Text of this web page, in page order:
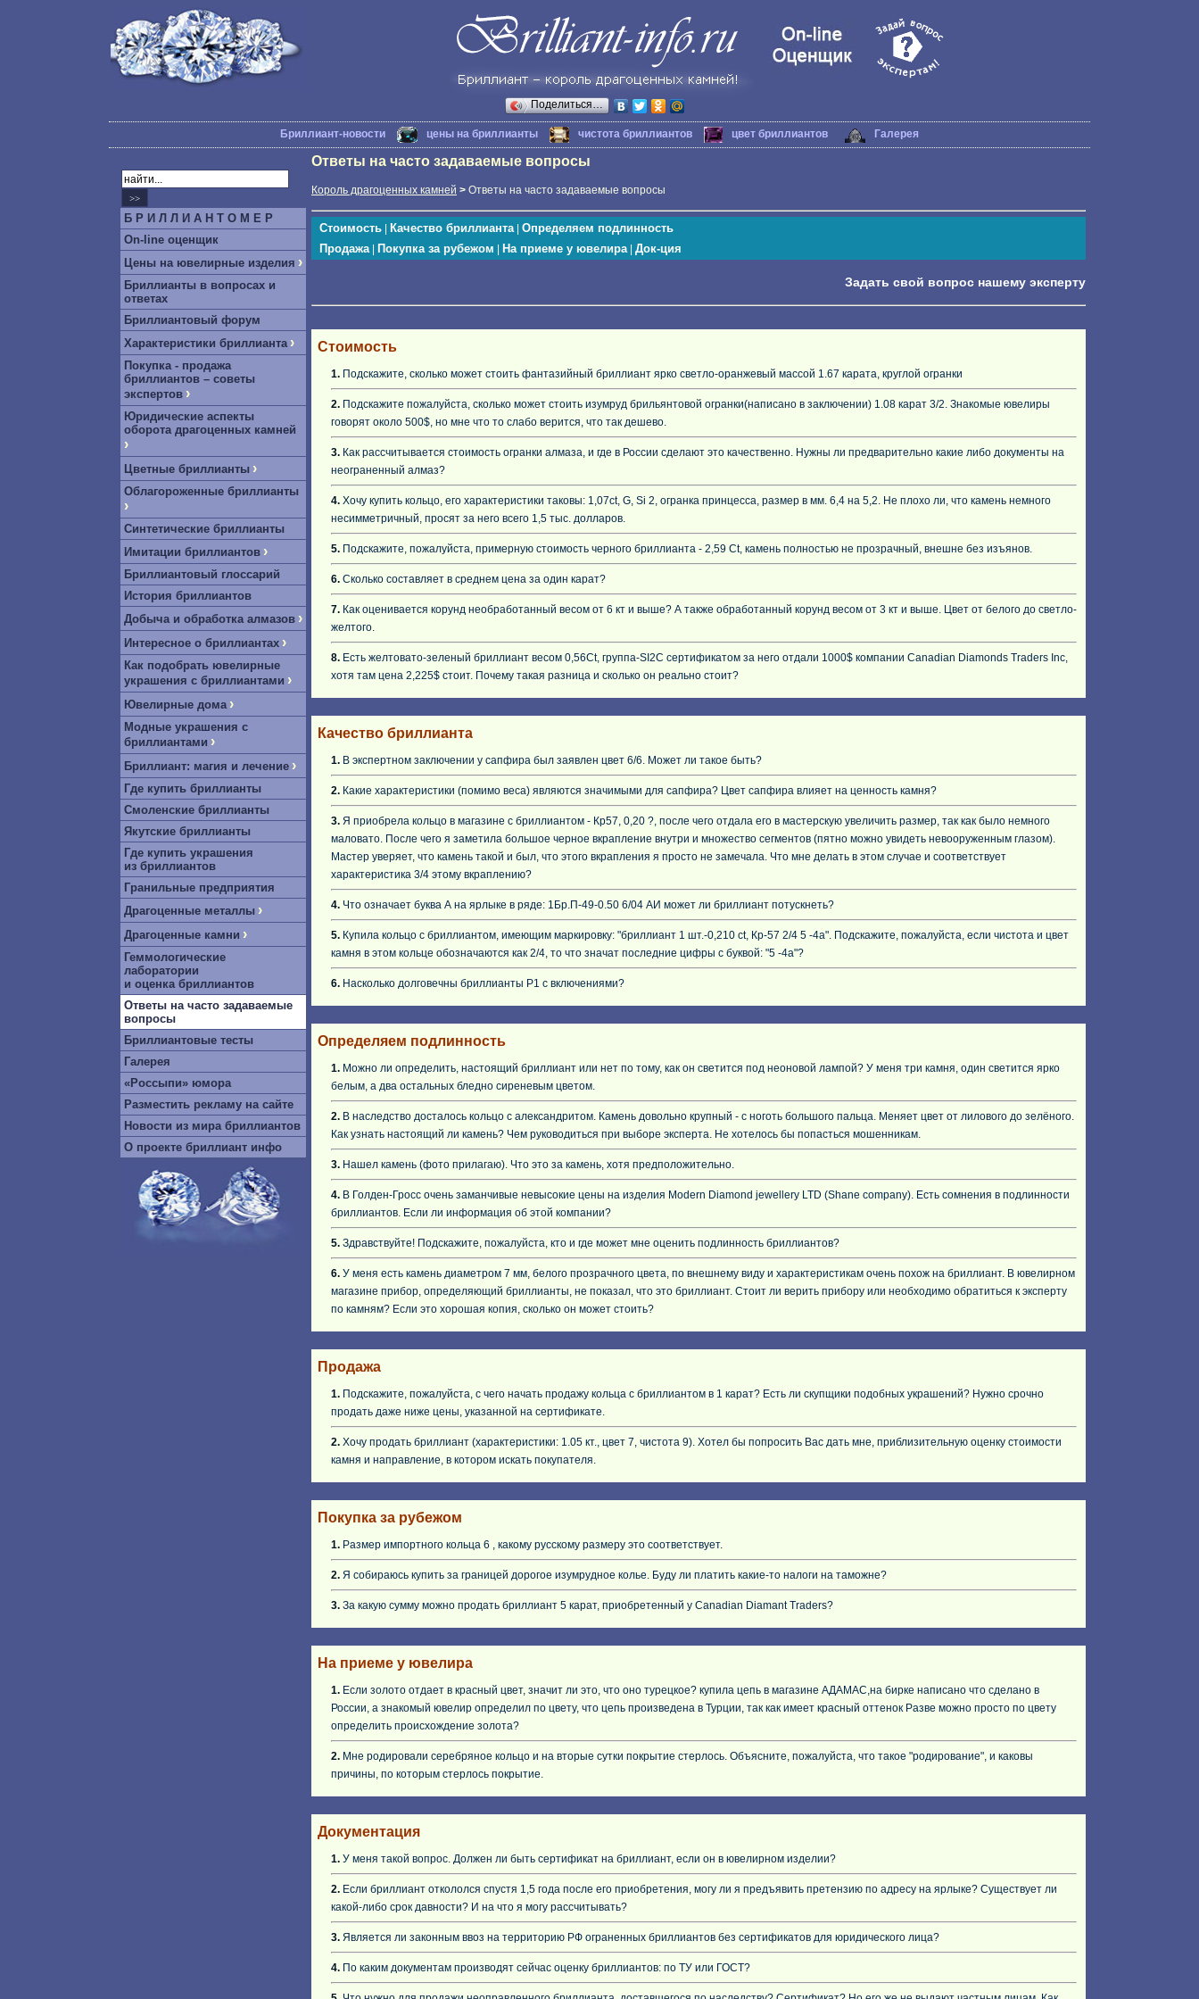
Поделиться…
Бриллиант-новости цены на бриллианты чистота бриллиантов цвет бриллиантов Галерея
Б Р И Л Л И А Н Т О М Е Р
On-line оценщик
Цены на ювелирные изделия ›
Бриллианты в вопросах и
ответах
Бриллиантовый форум
Характеристики бриллианта ›
Покупка - продажа
бриллиантов – советы
экспертов ›
Юридические аспекты
оборота драгоценных камней
›
Цветные бриллианты ›
Облагороженные бриллианты
›
Синтетические бриллианты
Имитации бриллиантов ›
Бриллиантовый глоссарий
История бриллиантов
Добыча и обработка алмазов ›
Интересное о бриллиантах ›
Как подобрать ювелирные
украшения с бриллиантами ›
Ювелирные дома ›
Модные украшения с
бриллиантами ›
Бриллиант: магия и лечение ›
Где купить бриллианты
Смоленские бриллианты
Якутские бриллианты
Где купить украшения
из бриллиантов
Гранильные предприятия
Драгоценные металлы ›
Драгоценные камни ›
Геммологические
лаборатории
и оценка бриллиантов
Ответы на часто задаваемые
вопросы
Бриллиантовые тесты
Галерея
«Россыпи» юмора
Разместить рекламу на сайте
Новости из мира бриллиантов
О проекте бриллиант инфо
Ответы на часто задаваемые вопросы
Король драгоценных камней > Ответы на часто задаваемые вопросы
Стоимость Качество бриллианта| Определяем подлинность
Продажа| Покупка за рубежом На приеме у ювелира| Док-ция
Задать свой вопрос нашему эксперту
Стоимость
1. Подскажите, сколько может стоить фантазийный бриллиант ярко светло-оранжевый массой 1.67 карата, круглой огранки
2. Подскажите пожалуйста, сколько может стоить изумруд брильянтовой огранки(написано в заключении) 1.08 карат 3/2. Знакомые ювелиры
говорят около 500$, но мне что то слабо верится, что так дешево.
3. Как рассчитывается стоимость огранки алмаза, и где в России сделают это качественно. Нужны ли предварительно какие либо документы на
неограненный алмаз?
4. Хочу купить кольцо, его характеристики таковы: 1,07ct, G, Si 2, огранка принцесса, размер в мм. 6,4 на 5,2. Не плохо ли, что камень немного
несимметричный, просят за него всего 1,5 тыс. долларов.
5. Подскажите, пожалуйста, примерную стоимость черного бриллианта - 2,59 Ct, камень полностью не прозрачный, внешне без изъянов.
6. Сколько составляет в среднем цена за один карат?
7. Как оценивается корунд необработанный весом от 6 кт и выше? А также обработанный корунд весом от 3 кт и выше. Цвет от белого до светло-
желтого.
8. Есть желтовато-зеленый бриллиант весом 0,56Ct, группа-SI2С сертификатом за него отдали 1000$ компании Canadian Diamonds Traders Inc,
хотя там цена 2,225$ стоит. Почему такая разница и сколько он реально стоит?
Качество бриллианта
1. В экспертном заключении у сапфира был заявлен цвет 6/6. Может ли такое быть?
2. Какие характеристики (помимо веса) являются значимыми для сапфира? Цвет сапфира влияет на ценность камня?
3. Я приобрела кольцо в магазине с бриллиантом - Кр57, 0,20 ?, после чего отдала его в мастерскую увеличить размер, так как было немного
маловато. После чего я заметила большое черное вкрапление внутри и множество сегментов (пятно можно увидеть невооруженным глазом).
Мастер уверяет, что камень такой и был, что этого вкрапления я просто не замечала. Что мне делать в этом случае и соответствует
характеристика 3/4 этому вкраплению?
4. Что означает буква А на ярлыке в ряде: 1Бр.П-49-0.50 6/04 АИ может ли бриллиант потускнеть?
5. Купила кольцо с бриллиантом, имеющим маркировку: "бриллиант 1 шт.-0,210 ct, Кр-57 2/4 5 -4а". Подскажите, пожалуйста, если чистота и цвет
камня в этом кольце обозначаются как 2/4, то что значат последние цифры с буквой: "5 -4а"?
6. Насколько долговечны бриллианты P1 с включениями?
Определяем подлинность
1. Можно ли определить, настоящий бриллиант или нет по тому, как он светится под неоновой лампой? У меня три камня, один светится ярко
белым, а два остальных бледно сиреневым цветом.
2. В наследство досталось кольцо с александритом. Камень довольно крупный - с ноготь большого пальца. Меняет цвет от лилового до зелёного.
Как узнать настоящий ли камень? Чем руководиться при выборе эксперта. Не хотелось бы попасться мошенникам.
3. Нашел камень (фото прилагаю). Что это за камень, хотя предположительно.
4. В Голден-Гросс очень заманчивые невысокие цены на изделия Modern Diamond jewellery LTD (Shane company). Есть сомнения в подлинности
бриллиантов. Если ли информация об этой компании?
5. Здравствуйте! Подскажите, пожалуйста, кто и где может мне оценить подлинность бриллиантов?
6. У меня есть камень диаметром 7 мм, белого прозрачного цвета, по внешнему виду и характеристикам очень похож на бриллиант. В ювелирном
магазине прибор, определяющий бриллианты, не показал, что это бриллиант. Стоит ли верить прибору или необходимо обратиться к эксперту
по камням? Если это хорошая копия, сколько он может стоить?
Продажа
1. Подскажите, пожалуйста, с чего начать продажу кольца с бриллиантом в 1 карат? Есть ли скупщики подобных украшений? Нужно срочно
продать даже ниже цены, указанной на сертификате.
2. Хочу продать бриллиант (характеристики: 1.05 кт., цвет 7, чистота 9). Хотел бы попросить Вас дать мне, приблизительную оценку стоимости
камня и направление, в котором искать покупателя.
Покупка за рубежом
1. Размер импортного кольца 6 , какому русскому размеру это соответствует.
2. Я собираюсь купить за границей дорогое изумрудное колье. Буду ли платить какие-то налоги на таможне?
3. За какую сумму можно продать бриллиант 5 карат, приобретенный у Canadian Diamant Traders?
На приеме у ювелира
1. Если золото отдает в красный цвет, значит ли это, что оно турецкое? купила цепь в магазине АДАМАС,на бирке написано что сделано в
России, а знакомый ювелир определил по цвету, что цепь произведена в Турции, так как имеет красный оттенок Разве можно просто по цвету
определить происхождение золота?
2. Мне родировали серебряное кольцо и на вторые сутки покрытие стерлось. Объясните, пожалуйста, что такое "родирование", и каковы
причины, по которым стерлось покрытие.
Документация
1. У меня такой вопрос. Должен ли быть сертификат на бриллиант, если он в ювелирном изделии?
2. Если бриллиант откололся спустя 1,5 года после его приобретения, могу ли я предъявить претензию по адресу на ярлыке? Существует ли
какой-либо срок давности? И на что я могу рассчитывать?
3. Является ли законным ввоз на территорию РФ ограненных бриллиантов без сертификатов для юридического лица?
4. По каким документам производят сейчас оценку бриллиантов: по ТУ или ГОСТ?